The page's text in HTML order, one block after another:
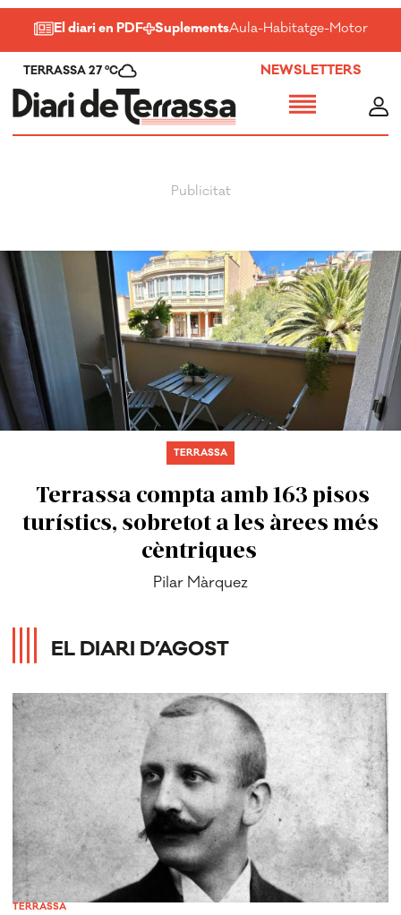
El diari en PDF SuplementsAula-Habitatge-Motor-
TERRASSA 27 ºC NEWSLETTERS
TERRASSA
Terrassa compta amb 163 pisos
turístics, sobretot a les àrees més
cèntriques
Pilar Màrquez
EL DIARI D’AGOST
TERRASSA